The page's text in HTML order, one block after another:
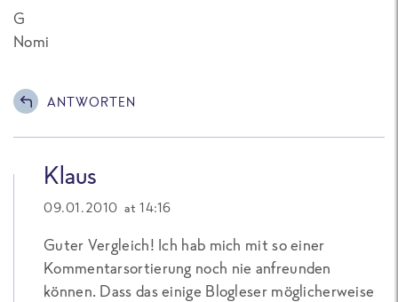
G
Nomi
ANTWORTEN
Klaus
09.01.2010 at 14:16
Guter Vergleich! Ich hab mich mit so einer
Kommentarsortierung noch nie anfreunden
können. Dass das einige Blogleser möglicherweise